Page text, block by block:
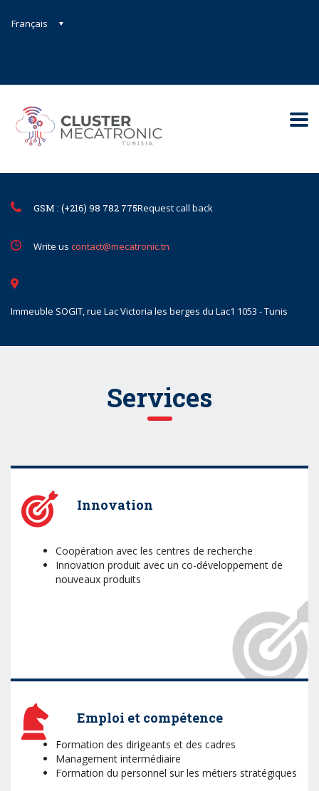
Français
GSM : (+216) 98 782 775Request call back
Write us contact@mecatronic.tn
Immeuble SOGIT, rue Lac Victoria les berges du Lac1 1053 - Tunis
Services
Innovation
Coopération avec les centres de recherche
Innovation produit avec un co-développement de
nouveaux produits
Emploi et compétence
Formation des dirigeants et des cadres
Management intermédiaire
Formation du personnel sur les métiers stratégiques